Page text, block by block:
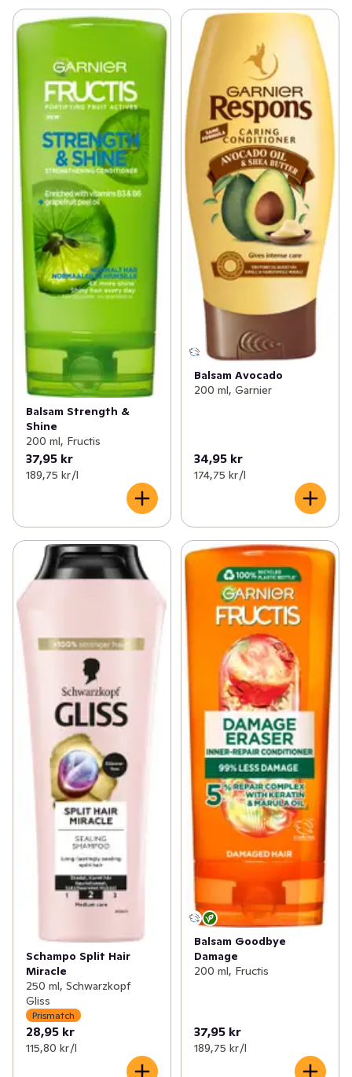
Balsam Strength &
Shine
200 ml, Fructis
37,95 kr
189,75 kr /l
Balsam Avocado
200 ml, Garnier
34,95 kr
174,75 kr /l
Schampo Split Hair
Miracle
250 ml, Schwarzkopf
Gliss
Prismatch
28,95 kr
115,80 kr /l
Balsam Goodbye
Damage
200 ml, Fructis
37,95 kr
189,75 kr /l